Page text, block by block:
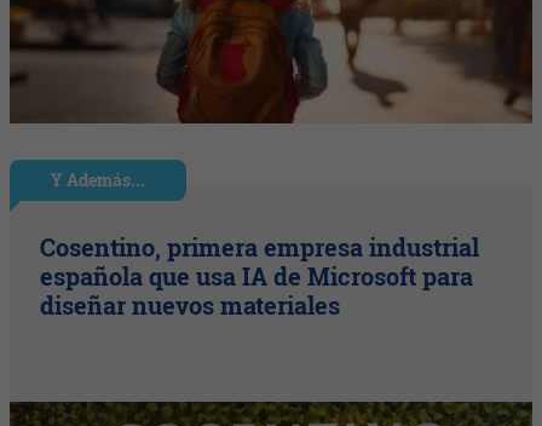
Y Además...
Cosentino, primera empresa industrial
española que usa IA de Microsoft para
diseñar nuevos materiales